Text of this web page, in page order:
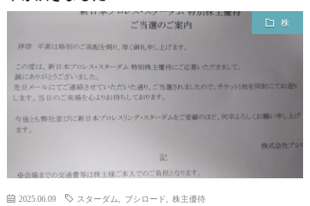
株
2025.06.09 スターダム ブシロード 株主優待